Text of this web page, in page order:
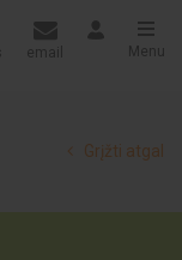
email Menu
Grįžti atgal